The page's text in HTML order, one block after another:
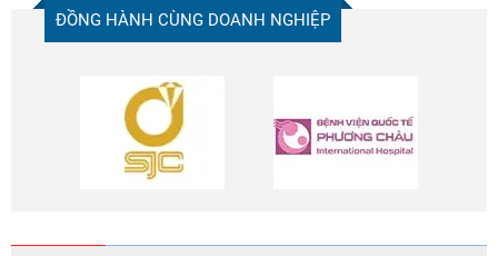
ĐỒNG HÀNH CÙNG DOANH NGHIỆP